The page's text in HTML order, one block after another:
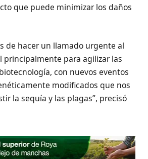
que puede minimizar los daños
de hacer un llamado urgente al
principalmente para agilizar las
con nuevos eventos
modificados que nos
la sequía y las plagas”, precisó